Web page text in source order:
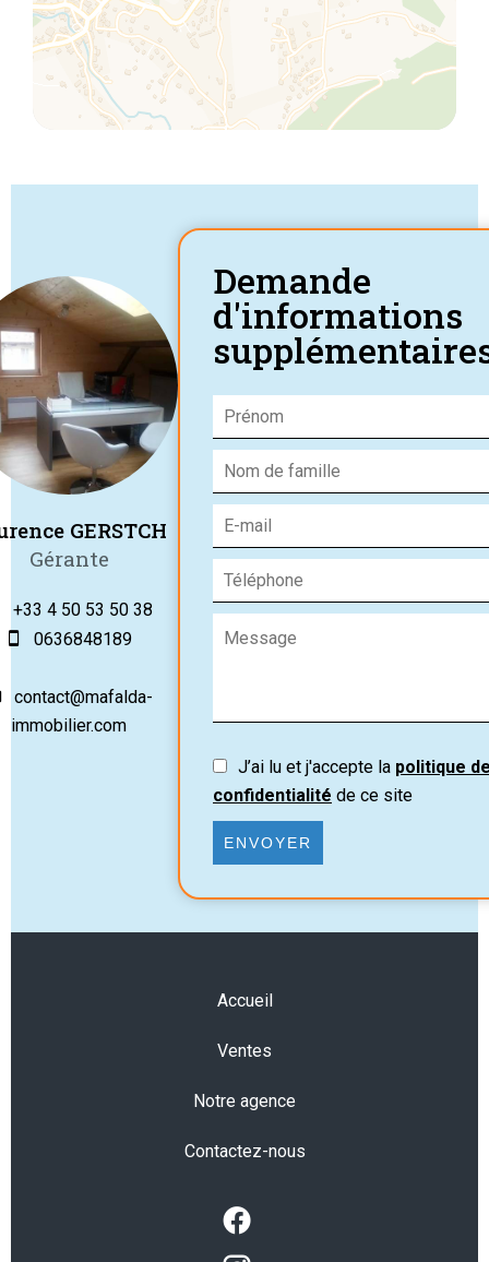
GERSTCH
Gérante
+33 4 50 53 50 38
0636848189
contact@mafalda-
immobilier.com
Demande
d'informations
J’ai lu et j'accepte la politique
confidentialité de ce site
ENVOYER
Accueil
Ventes
Notre agence
Contactez-nous